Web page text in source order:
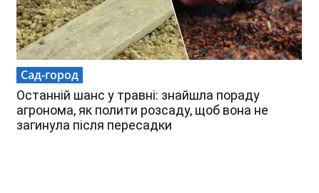
Сад-город
Останній шанс у травні: знайшла пораду
агронома, як полити розсаду, щоб вона не
загинула після пересадки